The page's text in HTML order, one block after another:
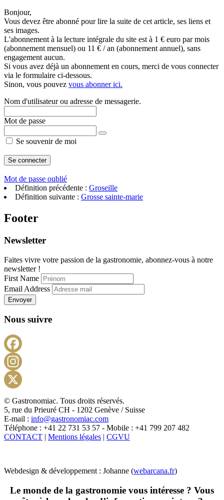
Bonjour,
Vous devez être abonné pour lire la suite de cet article, ses liens et
ses images.
L'abonnement à la lecture intégrale du site est à 1 € euro par mois
(abonnement mensuel) ou 11 € / an (abonnement annuel), sans
engagement aucun.
Si vous avez déjà un abonnement en cours, merci de vous connecter
via le formulaire ci-dessous.
Sinon, vous pouvez vous abonner ici.
Nom d'utilisateur ou adresse de messagerie.
Mot de passe
Se souvenir de moi
Mot de passe oublié
Définition précédente : Groseille
Définition suivante : Grosse sainte-marie
Footer
Newsletter
Faites vivre votre passion de la gastronomie, abonnez-vous à notre
newsletter !
First Name
Email Address
Envoyer
Nous suivre
X
© Gastronomiac. Tous droits réservés.
5, rue du Prieuré CH - 1202 Genève / Suisse
E-mail : info@gastronomiac.com
Téléphone : +41 22 731 53 57 - Mobile : +41 799 207 482
CONTACT | Mentions légales | CGVU
Webdesign & développement : Johanne (webarcana.fr)
Le monde de la gastronomie vous intéresse ? Vous